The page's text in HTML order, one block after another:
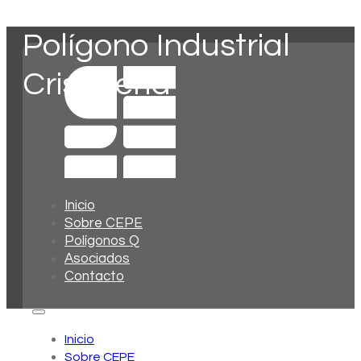
Inicio
Sobre CEPE
Polígonos Q
Asociados
Contacto
Inicio
Sobre CEPE
Polígono Industrial
Cristalería